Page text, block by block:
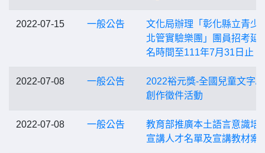
2022-07-15 一般公告
文化局辦理「彰化縣立青少
北管實驗樂團」團員招考延
名時間至111年7月31日止
2022-07-08 一般公告
2022裕元獎-全國兒童文字/
創作徵件活動
2022-07-08 一般公告
教育部推廣本土語言意識培
宣講人才名單及宣講教材案